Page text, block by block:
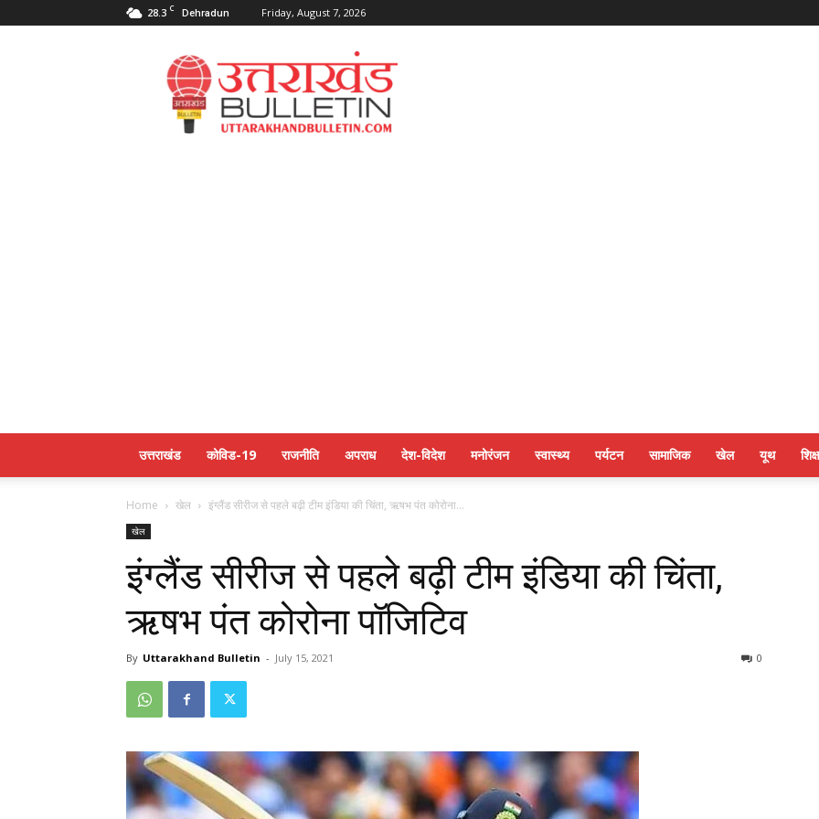
28.3 C Dehradun Friday, August 7, 2026
Uttarakahnd
Bulletin
उत्तराखंड कोविड-19 राजनीति अपराध देश-विदेश मनोरंजन स्वास्थ्य पर्यटन सामाजिक खेल यूथ
Home खेल इंग्लैंड सीरीज से पहले बढ़ी टीम इंडिया की चिंता, ऋषभ पंत कोरोना...
खेल
इंग्लैंड सीरीज से पहले बढ़ी टीम इंडिया की चिंता,
ऋषभ पंत कोरोना पॉजिटिव
By Uttarakhand Bulletin - July 15, 2021 0